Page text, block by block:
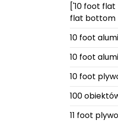
['10 foot
flat bottom
10 foot
10 foot
10 foot
100
11 foot